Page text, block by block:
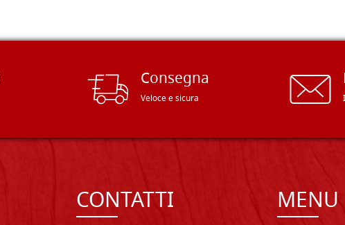
Consegna
Veloce e sicura
CONTATTI MENU